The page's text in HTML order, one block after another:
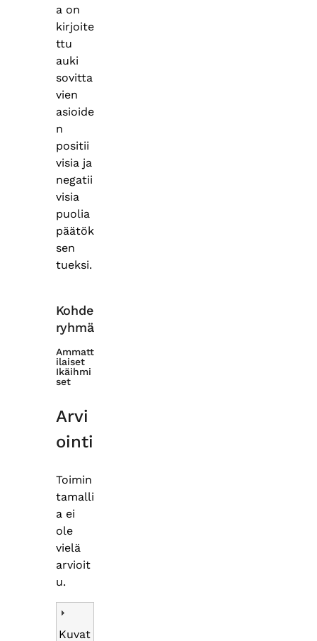
a on
kirjoite
ttu
auki
sovitta
vien
asioide
n
positii
visia ja
negatii
visia
puolia
päätök
sen
tueksi.
Kohde
ryhmä
Ammatt
ilaiset
Ikäihmi
set
Arvi
ointi
Toimin
tamalli
a ei
ole
vielä
arvioit
u.
Kuvat